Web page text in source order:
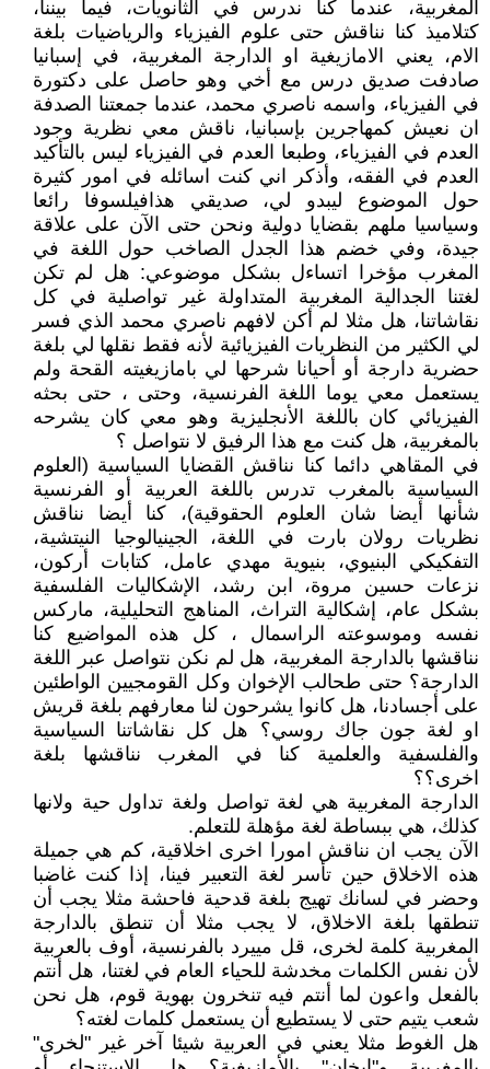
المغربية، عندما كنا ندرس في الثانويات، فيما بيننا،
كتلاميذ كنا نناقش حتى علوم الفيزياء والرياضيات بلغة
الام، يعني الامازيغية او الدارجة المغربية، في إسبانيا
صادفت صديق درس مع أخي وهو حاصل على دكتورة
في الفيزياء، واسمه ناصري محمد، عندما جمعتنا الصدفة
ان نعيش كمهاجرين بإسبانيا، ناقش معي نظرية وجود
العدم في الفيزياء، وطبعا العدم في الفيزياء ليس بالتأكيد
العدم في الفقه، وأذكر اني كنت اسائله في امور كثيرة
حول الموضوع ليبدو لي، صديقي هذافيلسوفا رائعا
وسياسيا ملهم بقضايا دولية ونحن حتى الآن على علاقة
جيدة، وفي خضم هذا الجدل الصاخب حول اللغة في
المغرب مؤخرا اتساءل بشكل موضوعي: هل لم تكن
لغتنا الجدالية المغربية المتداولة غير تواصلية في كل
نقاشاتنا، هل مثلا لم أكن لافهم ناصري محمد الذي فسر
لي الكثير من النظريات الفيزيائية لأنه فقط نقلها لي بلغة
حضرية دارجة أو أحيانا شرحها لي بامازيغيته القحة ولم
يستعمل معي يوما اللغة الفرنسية، وحتى ، حتى بحثه
الفيزيائي كان باللغة الأنجليزية وهو معي كان يشرحه
بالمغربية، هل كنت مع هذا الرفيق لا نتواصل ؟
في المقاهي دائما كنا نناقش القضايا السياسية (العلوم
السياسية بالمغرب تدرس باللغة العربية أو الفرنسية
شأنها أيضا شان العلوم الحقوقية)، كنا أيضا نناقش
نظريات رولان بارت في اللغة، الجينيالوجيا النيتشية،
التفكيكي البنيوي، بنيوية مهدي عامل، كتابات أركون،
نزعات حسين مروة، ابن رشد، الإشكاليات الفلسفية
بشكل عام، إشكالية التراث، المناهج التحليلية، ماركس
نفسه وموسوعته الراسمال ، كل هذه المواضيع كنا
نناقشها بالدارجة المغربية، هل لم نكن نتواصل عبر اللغة
الدارجة؟ حتى طحالب الإخوان وكل القومجيين الواطئين
على أجسادنا، هل كانوا يشرحون لنا معارفهم بلغة قريش
او لغة جون جاك روسي؟ هل كل نقاشاتنا السياسية
والفلسفية والعلمية كنا في المغرب نناقشها بلغة
اخرى؟؟
الدارجة المغربية هي لغة تواصل ولغة تداول حية ولانها
كذلك، هي ببساطة لغة مؤهلة للتعلم.
الآن يجب ان نناقش امورا اخرى اخلاقية، كم هي جميلة
هذه الاخلاق حين تأسر لغة التعبير فينا، إذا كنت غاضبا
وحضر في لسانك تهيج بلغة قدحية فاحشة مثلا يجب أن
تنطقها بلغة الاخلاق، لا يجب مثلا أن تنطق بالدارجة
المغربية كلمة لخرى، قل مييرد بالفرنسية، أوف بالعربية
لأن نفس الكلمات مخدشة للحياء العام في لغتنا، هل أنتم
بالفعل واعون لما أنتم فيه تنخرون بهوية قوم، هل نحن
شعب يتيم حتى لا يستطيع أن يستعمل كلمات لغته؟
هل الغوط مثلا يعني في العربية شيئا آخر غير "لخرى"